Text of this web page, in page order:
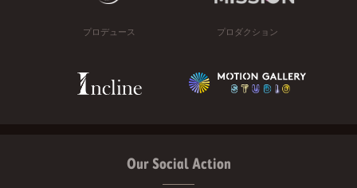
プロデュース プロダクション
Our Social Action